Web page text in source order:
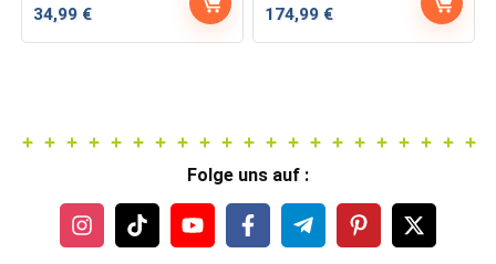
Ursprünglicher
34,99 €Aktueller
Ursprünglicher
174,99 €Aktueller
Folge uns auf :